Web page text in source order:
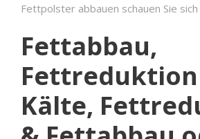
Fettpolster abbauen schauen Sie
Fettabbau,
Kälte,